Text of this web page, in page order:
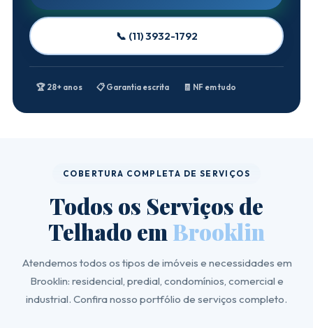
📞 (11) 3932-1792
🏆 28+ anos 📋 Garantia escrita 🧾 NF em tudo
COBERTURA COMPLETA DE SERVIÇOS
Todos os Serviços de
Telhado em Brooklin
Atendemos todos os tipos de imóveis e necessidades em
Brooklin: residencial, predial, condomínios, comercial e
industrial. Confira nosso portfólio de serviços completo.